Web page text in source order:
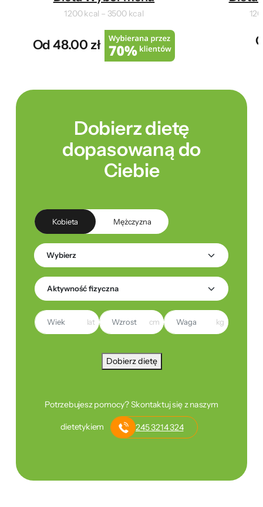
1200 kcal – 3500 kcal
Od 48.00 zł
Dobierz dietę
dopasowaną do
Ciebie
Kobieta Mężczyzna
lat cm kg
Dobierz dietę
Potrzebujesz pomocy? Skontaktuj się z naszym
dietetykiem 245 3214 324